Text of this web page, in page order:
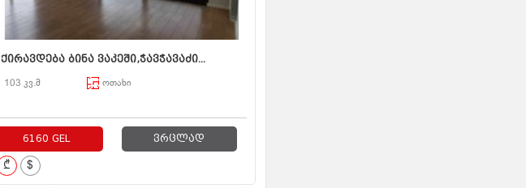
ქირავდება ბინა ვაკეში,ჭავჭავაძი...
103 კვ.მ ოთახი
6160 GEL ვრცლად
₾ $